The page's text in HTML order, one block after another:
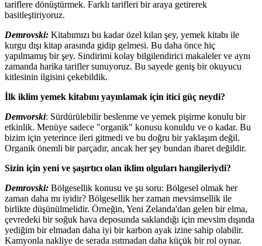
tariflere dönüştürmek. Farklı tarifleri bir araya getirerek
basitleştiriyoruz.
Demrovski: Kitabımızı bu kadar özel kılan şey, yemek kitabı ile
kurgu dışı kitap arasında gidip gelmesi. Bu daha önce hiç
yapılmamış bir şey. Sindirimi kolay bilgilendirici makaleler ve aynı
zamanda harika tarifler sunuyoruz. Bu sayede geniş bir okuyucu
kitlesinin ilgisini çekebildik.
İlk iklim yemek kitabını yayınlamak için itici güç neydi?
Demvorski: Sürdürülebilir beslenme ve yemek pişirme konulu bir
etkinlik. Menüye sadece "organik" konusu konuldu ve o kadar. Bu
bizim için yeterince ileri gitmedi ve bu doğru bir yaklaşım değil.
Organik önemli bir parçadır, ancak her şey bundan ibaret değildir.
Sizin için yeni ve şaşırtıcı olan iklim olguları hangileriydi?
Demrovski: Bölgesellik konusu ve şu soru: Bölgesel olmak her
zaman daha mı iyidir? Bölgesellik her zaman mevsimsellik ile
birlikte düşünülmelidir. Örneğin, Yeni Zelanda'dan gelen bir elma,
çevredeki bir soğuk hava deposunda saklandığı için mevsim dışında
yediğim bir elmadan daha iyi bir karbon ayak izine sahip olabilir.
Kamyonla nakliye de serada ısıtmadan daha küçük bir rol oynar.